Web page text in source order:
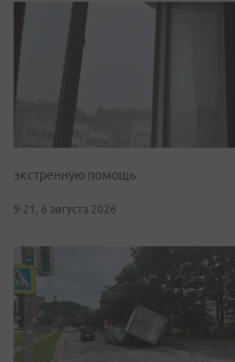
экстренную помощь
9:21, 6 августа 2026